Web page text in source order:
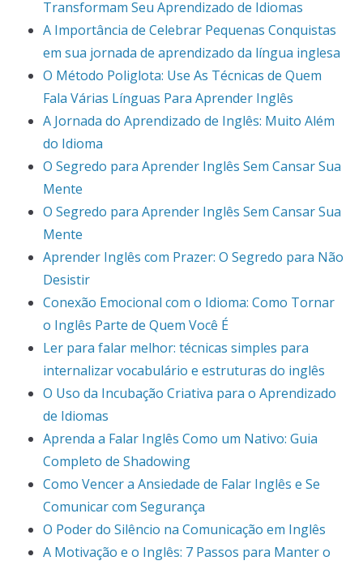
Transformam Seu Aprendizado de Idiomas
A Importância de Celebrar Pequenas Conquistas
em sua jornada de aprendizado da língua inglesa
O Método Poliglota: Use As Técnicas de Quem
Fala Várias Línguas Para Aprender Inglês
A Jornada do Aprendizado de Inglês: Muito Além
do Idioma
O Segredo para Aprender Inglês Sem Cansar Sua
Mente
O Segredo para Aprender Inglês Sem Cansar Sua
Mente
Aprender Inglês com Prazer: O Segredo para Não
Desistir
Conexão Emocional com o Idioma: Como Tornar
o Inglês Parte de Quem Você É
Ler para falar melhor: técnicas simples para
internalizar vocabulário e estruturas do inglês
O Uso da Incubação Criativa para o Aprendizado
de Idiomas
Aprenda a Falar Inglês Como um Nativo: Guia
Completo de Shadowing
Como Vencer a Ansiedade de Falar Inglês e Se
Comunicar com Segurança
O Poder do Silêncio na Comunicação em Inglês
A Motivação e o Inglês: 7 Passos para Manter o